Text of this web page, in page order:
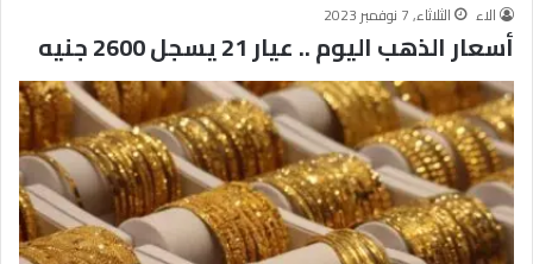
الاء
الثلاثاء, 7 نوفمبر 2023
أسعار الذهب اليوم .. عيار 21 يسجل 2600 جنيه